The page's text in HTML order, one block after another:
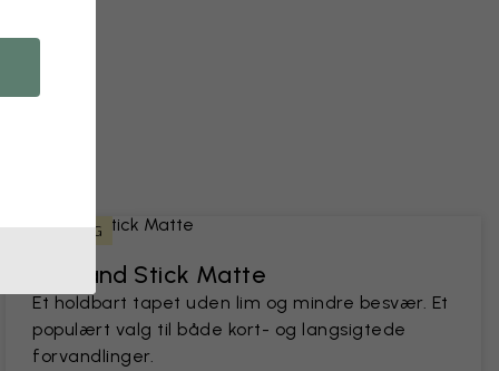
LEJERVENLIG
Peel and Stick Matte
Et holdbart tapet uden lim og mindre besvær. Et
populært valg til både kort- og langsigtede
forvandlinger.